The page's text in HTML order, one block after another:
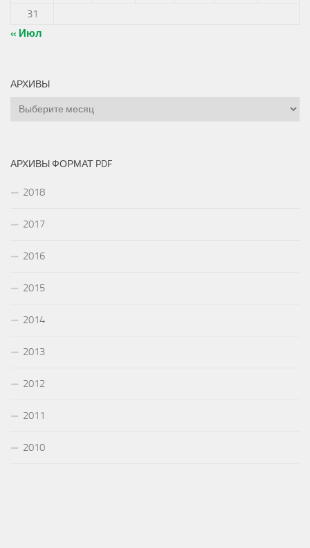
31
« Июл
АРХИВЫ
Архивы
АРХИВЫ ФОРМАТ PDF
2018
2017
2016
2015
2014
2013
2012
2011
2010